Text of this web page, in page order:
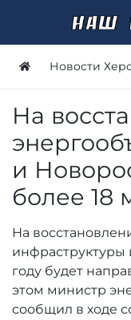
Новости
На
и
более 18
На
инфраструктуры
году будет
этом министр
сообщил в ходе